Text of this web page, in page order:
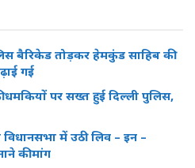
बैरिकेड तोड़कर हेमकुंड साहिब की
गई
धमकियों पर सख्त हुई दिल्ली पुलिस,
विधानसभा में उठी लिव – इन –
की मांग